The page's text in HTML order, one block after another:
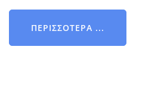
ΠΕΡΙΣΣΌΤΕΡΑ ...